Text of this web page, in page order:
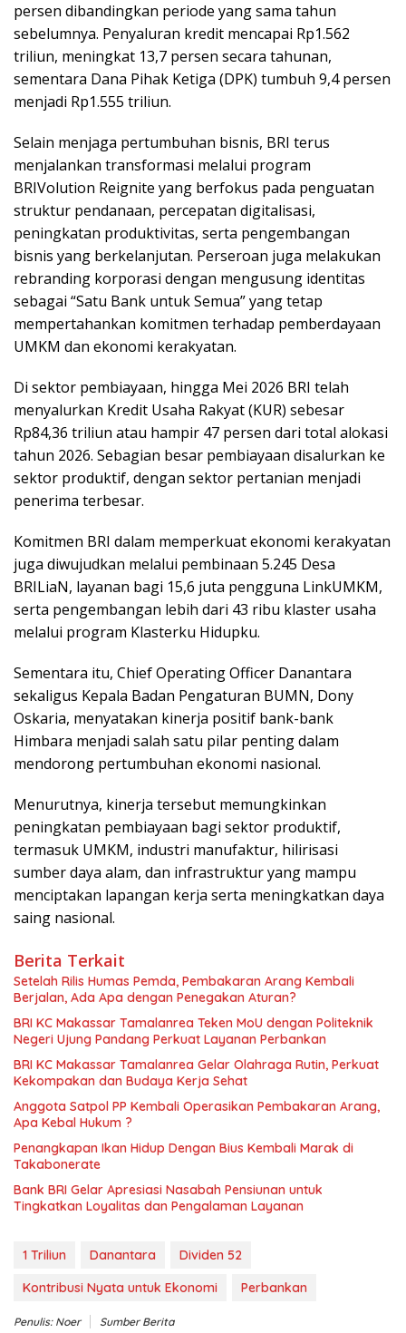
persen dibandingkan periode yang sama tahun
sebelumnya. Penyaluran kredit mencapai Rp1.562
triliun, meningkat 13,7 persen secara tahunan,
sementara Dana Pihak Ketiga (DPK) tumbuh 9,4 persen
menjadi Rp1.555 triliun.
Selain menjaga pertumbuhan bisnis, BRI terus
menjalankan transformasi melalui program
BRIVolution Reignite yang berfokus pada penguatan
struktur pendanaan, percepatan digitalisasi,
peningkatan produktivitas, serta pengembangan
bisnis yang berkelanjutan. Perseroan juga melakukan
rebranding korporasi dengan mengusung identitas
sebagai “Satu Bank untuk Semua” yang tetap
mempertahankan komitmen terhadap pemberdayaan
UMKM dan ekonomi kerakyatan.
Di sektor pembiayaan, hingga Mei 2026 BRI telah
menyalurkan Kredit Usaha Rakyat (KUR) sebesar
Rp84,36 triliun atau hampir 47 persen dari total alokasi
tahun 2026. Sebagian besar pembiayaan disalurkan ke
sektor produktif, dengan sektor pertanian menjadi
penerima terbesar.
Komitmen BRI dalam memperkuat ekonomi kerakyatan
juga diwujudkan melalui pembinaan 5.245 Desa
BRILiaN, layanan bagi 15,6 juta pengguna LinkUMKM,
serta pengembangan lebih dari 43 ribu klaster usaha
melalui program Klasterku Hidupku.
Sementara itu, Chief Operating Officer Danantara
sekaligus Kepala Badan Pengaturan BUMN, Dony
Oskaria, menyatakan kinerja positif bank-bank
Himbara menjadi salah satu pilar penting dalam
mendorong pertumbuhan ekonomi nasional.
Menurutnya, kinerja tersebut memungkinkan
peningkatan pembiayaan bagi sektor produktif,
termasuk UMKM, industri manufaktur, hilirisasi
sumber daya alam, dan infrastruktur yang mampu
menciptakan lapangan kerja serta meningkatkan daya
saing nasional.
Berita Terkait
Setelah Rilis Humas Pemda, Pembakaran Arang Kembali
Berjalan, Ada Apa dengan Penegakan Aturan?
BRI KC Makassar Tamalanrea Teken MoU dengan Politeknik
Negeri Ujung Pandang Perkuat Layanan Perbankan
BRI KC Makassar Tamalanrea Gelar Olahraga Rutin, Perkuat
Kekompakan dan Budaya Kerja Sehat
Anggota Satpol PP Kembali Operasikan Pembakaran Arang,
Apa Kebal Hukum ?
Penangkapan Ikan Hidup Dengan Bius Kembali Marak di
Takabonerate
Bank BRI Gelar Apresiasi Nasabah Pensiunan untuk
Tingkatkan Loyalitas dan Pengalaman Layanan
1 Triliun Danantara
Dividen 52
Kontribusi Nyata untuk Ekonomi
Perbankan
Penulis: Noer Sumber Berita